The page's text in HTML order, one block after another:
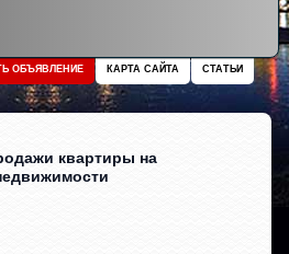
СТАТЬИ
КАРТА САЙТА
ОБЪЯВЛЕНИЕ
квартиры на